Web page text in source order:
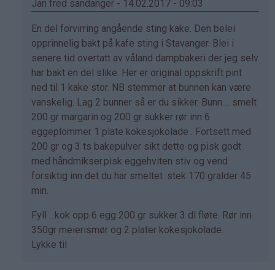
(ikke
Jan fred sandanger - 14.02.2017 - 09:03
Som
svar
på
av
Marianne
(ikke
bekreftet)
En del forvirring angående sting kake. Den belei
opprinnelig bakt på kafe sting i Stavanger. Blei i
senere tid overtatt av våland dampbakeri der jeg selv
har bakt en del slike. Her er original oppskrift pint
ned til 1 kake stor. NB stemmer at bunnen kan være
vanskelig. Lag 2 bunner så er du sikker. Bunn.... smelt
200 gr margarin og 200 gr sukker rør inn 6
eggeplommer 1 plate kokesjokolade . Fortsett med
200 gr og 3 ts bakepulver sikt dette og pisk godt
med håndmikser.pisk eggehviten stiv og vend
forsiktig inn det du har smeltet .stek 170 gralder 45
min.
Fyll ...kok opp 6 egg 200 gr sukker 3 dl fløte. Rør inn
350gr meierismør og 2 plater kokesjokolade.
Lykke til